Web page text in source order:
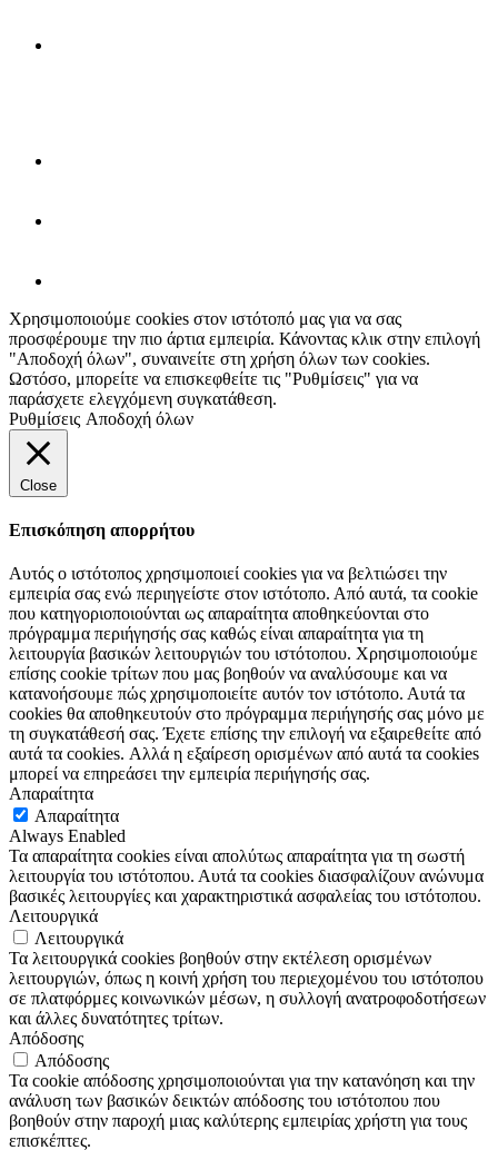
Χρησιμοποιούμε cookies στον ιστότοπό μας για να σας
προσφέρουμε την πιο άρτια εμπειρία. Κάνοντας κλικ στην επιλογή
"Αποδοχή όλων", συναινείτε στη χρήση όλων των cookies.
Ωστόσο, μπορείτε να επισκεφθείτε τις "Ρυθμίσεις" για να
παράσχετε ελεγχόμενη συγκατάθεση.
Ρυθμίσεις Αποδοχή όλων
Close
Επισκόπηση απορρήτου
Αυτός ο ιστότοπος χρησιμοποιεί cookies για να βελτιώσει την
εμπειρία σας ενώ περιηγείστε στον ιστότοπο. Από αυτά, τα cookie
που κατηγοριοποιούνται ως απαραίτητα αποθηκεύονται στο
πρόγραμμα περιήγησής σας καθώς είναι απαραίτητα για τη
λειτουργία βασικών λειτουργιών του ιστότοπου. Χρησιμοποιούμε
επίσης cookie τρίτων που μας βοηθούν να αναλύσουμε και να
κατανοήσουμε πώς χρησιμοποιείτε αυτόν τον ιστότοπο. Αυτά τα
cookies θα αποθηκευτούν στο πρόγραμμα περιήγησής σας μόνο με
τη συγκατάθεσή σας. Έχετε επίσης την επιλογή να εξαιρεθείτε από
αυτά τα cookies. Αλλά η εξαίρεση ορισμένων από αυτά τα cookies
μπορεί να επηρεάσει την εμπειρία περιήγησής σας.
Απαραίτητα
Απαραίτητα
Always Enabled
Τα απαραίτητα cookies είναι απολύτως απαραίτητα για τη σωστή
λειτουργία του ιστότοπου. Αυτά τα cookies διασφαλίζουν ανώνυμα
βασικές λειτουργίες και χαρακτηριστικά ασφαλείας του ιστότοπου.
Λειτουργικά
Λειτουργικά
Τα λειτουργικά cookies βοηθούν στην εκτέλεση ορισμένων
λειτουργιών, όπως η κοινή χρήση του περιεχομένου του ιστότοπου
σε πλατφόρμες κοινωνικών μέσων, η συλλογή ανατροφοδοτήσεων
και άλλες δυνατότητες τρίτων.
Απόδοσης
Απόδοσης
Τα cookie απόδοσης χρησιμοποιούνται για την κατανόηση και την
ανάλυση των βασικών δεικτών απόδοσης του ιστότοπου που
βοηθούν στην παροχή μιας καλύτερης εμπειρίας χρήστη για τους
επισκέπτες.